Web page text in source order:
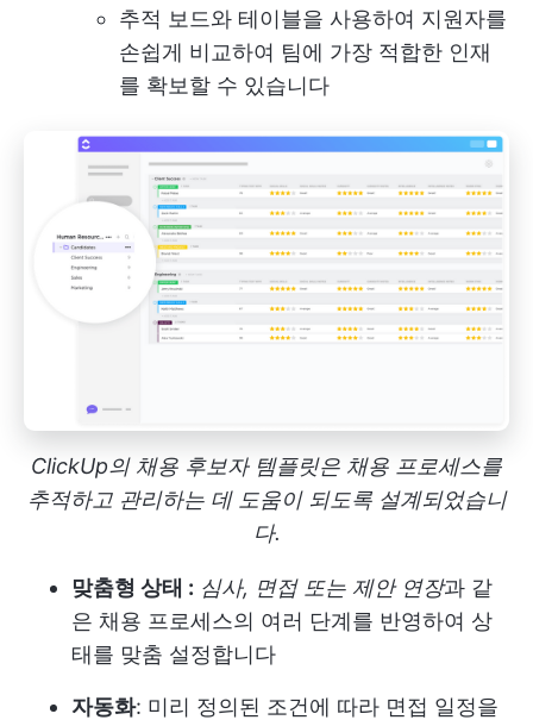
추적 보드와 테이블을 사용하여 지원자를
손쉽게 비교하여 팀에 가장 적합한 인재
를 확보할 수 있습니다
ClickUp의 채용 후보자 템플릿은 채용 프로세스를
추적하고 관리하는 데 도움이 되도록 설계되었습니
다.
맞춤형 상태 : 심사, 면접 또는 제안 연장과 같
은 채용 프로세스의 여러 단계를 반영하여 상
태를 맞춤 설정합니다
자동화: 미리 정의된 조건에 따라 면접 일정을